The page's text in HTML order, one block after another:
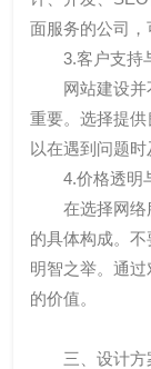
面服务的公司，
3.客户支持
网站建设
重要。选择提
以在遇到问题
4.价格透明
在选择网络
的具体构成。
明智之举。通
的价值。
三、设计方